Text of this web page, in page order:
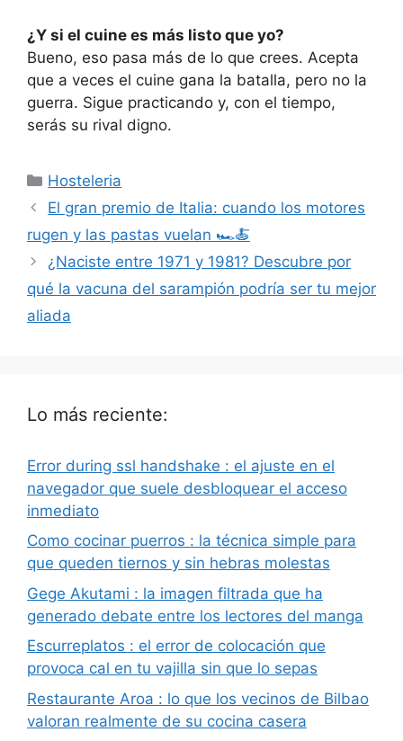
¿Y si el cuine es más listo que yo?
Bueno, eso pasa más de lo que crees. Acepta
que a veces el cuine gana la batalla, pero no la
guerra. Sigue practicando y, con el tiempo,
serás su rival digno.
Categorías
Hosteleria
El gran premio de Italia: cuando los motores
rugen y las pastas vuelan 🏎️🍝
¿Naciste entre 1971 y 1981? Descubre por
qué la vacuna del sarampión podría ser tu mejor
aliada
Lo más reciente:
Error during ssl handshake : el ajuste en el
navegador que suele desbloquear el acceso
inmediato
Como cocinar puerros : la técnica simple para
que queden tiernos y sin hebras molestas
Gege Akutami : la imagen filtrada que ha
generado debate entre los lectores del manga
Escurreplatos : el error de colocación que
provoca cal en tu vajilla sin que lo sepas
Restaurante Aroa : lo que los vecinos de Bilbao
valoran realmente de su cocina casera